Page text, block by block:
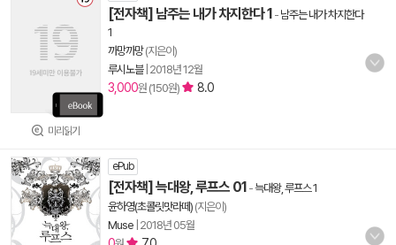
미리읽기
[전자책] 남주는 내가 차지한다 1 - 남주는 내가 차지한다
1
까망까망(지은이)
루시노블| 2018년 12월
3,000원 (150원) 8.0
ePub
[전자책] 늑대왕, 루프스 01 -늑대왕, 루프스 1
윤하영(초콜릿맛라떼) (지은이)
Muse 2018년 05월